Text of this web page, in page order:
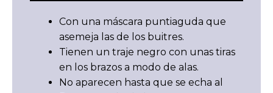
Con una máscara puntiaguda que
asemeja las de los buitres.
Tienen un traje negro con unas tiras
en los brazos a modo de alas.
No aparecen hasta que se echa al